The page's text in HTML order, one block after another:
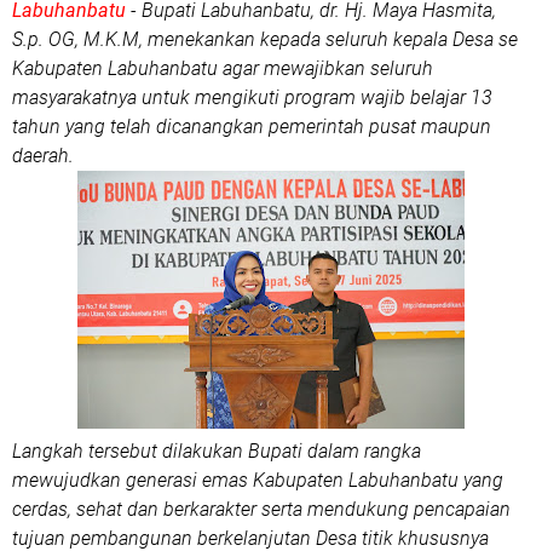
Labuhanbatu - Bupati Labuhanbatu, dr. Hj. Maya Hasmita,
S.p. OG, M.K.M, menekankan kepada seluruh kepala Desa se
Kabupaten Labuhanbatu agar mewajibkan seluruh
masyarakatnya untuk mengikuti program wajib belajar 13
tahun yang telah dicanangkan pemerintah pusat maupun
daerah.
Langkah tersebut dilakukan Bupati dalam rangka
mewujudkan generasi emas Kabupaten Labuhanbatu yang
cerdas, sehat dan berkarakter serta mendukung pencapaian
tujuan pembangunan berkelanjutan Desa titik khususnya